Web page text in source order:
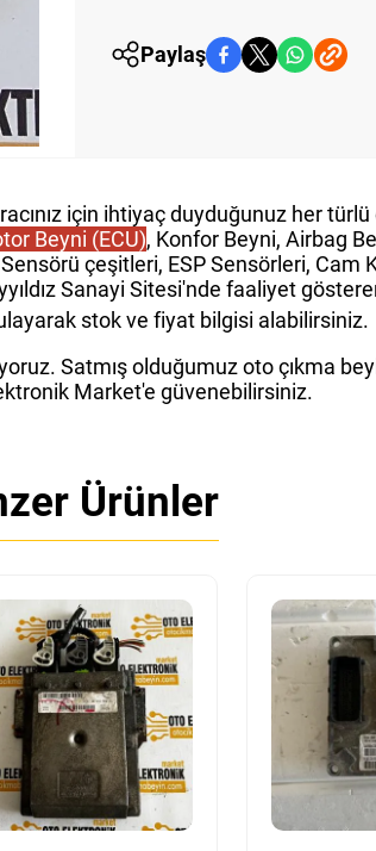
Paylaş
için ihtiyaç duyduğunuz her türlü
Beyni (ECU), Konfor Beyni, Airbag
çeşitleri, ESP Sensörleri,
Sanayi Sitesi'nde faaliyet
stok ve fiyat bilgisi alabilirsiniz.
Satmış olduğumuz oto çıkma
Market'e güvenebilirsiniz.
Ürünler